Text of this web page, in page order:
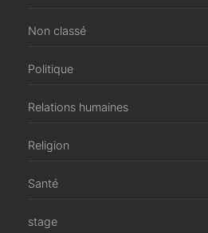
Non classé
Politique
Relations humaines
Religion
Santé
stage